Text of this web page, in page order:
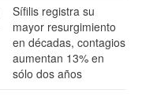
Sífilis registra su
mayor resurgimiento
en décadas, contagios
aumentan 13% en
sólo dos años